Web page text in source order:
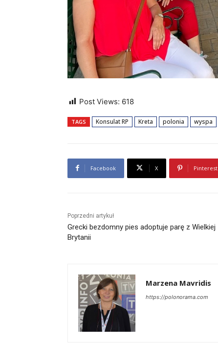
Post Views: 618
TAGS Konsulat RP Kreta polonia wyspa
Facebook X Pinterest
Poprzedni artykuł
Grecki bezdomny pies adoptuje parę z Wielkiej
Brytanii
Marzena Mavridis
https://polonorama.com